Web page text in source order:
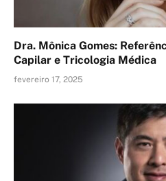
Dra. Mônica Gomes:
Capilar e Tricologia Médica
fevereiro 17, 2025